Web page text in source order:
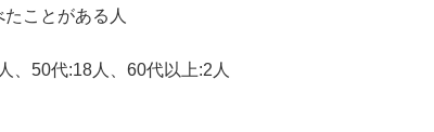
ことがある人
、50代:18人、60代以上:2人